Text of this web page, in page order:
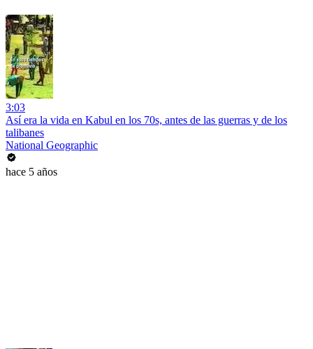
3:03
Así era la vida en Kabul en los 70s, antes de las guerras y de los
talibanes
National Geographic
hace 5 años